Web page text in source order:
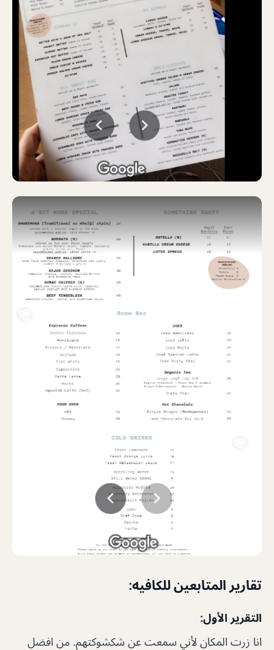
تقارير المتابعين للكافيه:
التقرير الأول:
انا زرت المكان لأني سمعت عن شكشوكتهم. من افضل